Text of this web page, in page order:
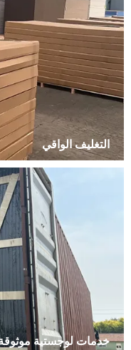
التغليف الواقي
خدمات لوجستية موثوقة